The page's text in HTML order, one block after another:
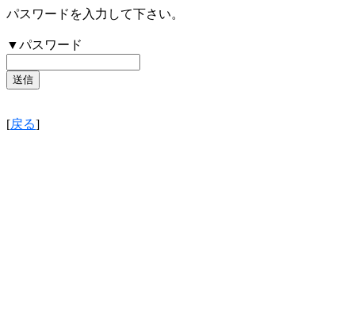
パスワードを入力して下さい。
▼パスワード
[戻る]